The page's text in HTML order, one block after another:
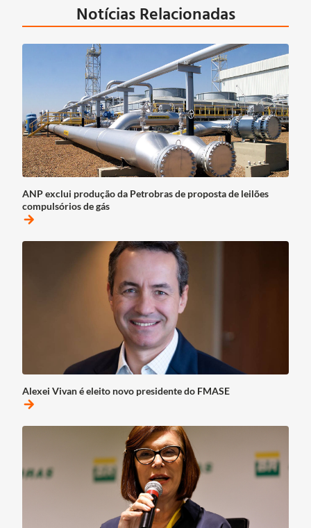
Notícias Relacionadas
ANP exclui produção da Petrobras de proposta de leilões
compulsórios de gás
arrow_forward
Alexei Vivan é eleito novo presidente do FMASE
arrow_forward